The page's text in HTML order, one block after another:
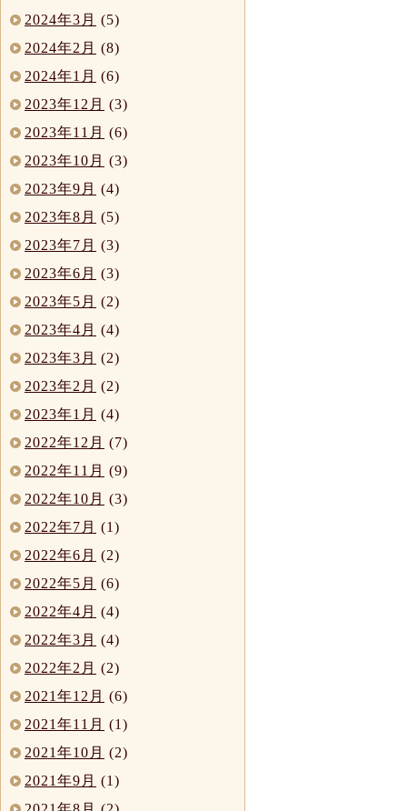
2024年3月 (5)
2024年2月 (8)
2024年1月 (6)
2023年12月 (3)
2023年11月 (6)
2023年10月 (3)
2023年9月 (4)
2023年8月 (5)
2023年7月 (3)
2023年6月 (3)
2023年5月 (2)
2023年4月 (4)
2023年3月 (2)
2023年2月 (2)
2023年1月 (4)
2022年12月 (7)
2022年11月 (9)
2022年10月 (3)
2022年7月 (1)
2022年6月 (2)
2022年5月 (6)
2022年4月 (4)
2022年3月 (4)
2022年2月 (2)
2021年12月 (6)
2021年11月 (1)
2021年10月 (2)
2021年9月 (1)